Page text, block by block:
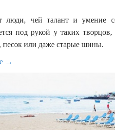
люди, чей талант и умение
под рукой у таких творцов,
песок или даже старые шины.
→